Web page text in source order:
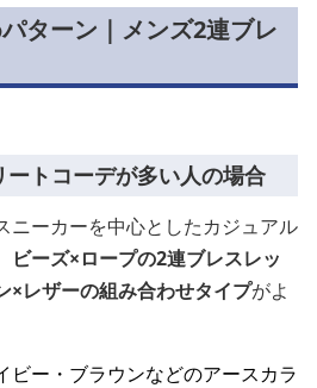
ターン｜メンズ2連ブレ
ートコーデが多い人の場合
ニーカーを中心としたカジュアル
ビーズ×ロープの2連ブレスレッ
×レザーの組み合わせタイプがよ
ビー・ブラウンなどのアースカラ